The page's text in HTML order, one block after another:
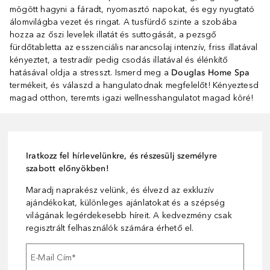
mögött hagyni a fáradt, nyomasztó napokat, és egy nyugtató
álomvilágba vezet és ringat. A tusfürdő szinte a szobába
hozza az őszi levelek illatát és suttogását, a pezsgő
fürdőtabletta az esszenciális narancsolaj intenzív, friss illatával
kényeztet, a testradír pedig csodás illatával és élénkítő
hatásával oldja a stresszt. Ismerd meg a Douglas Home Spa
termékeit, és válaszd a hangulatodnak megfelelőt! Kényeztesd
magad otthon, teremts igazi wellnesshangulatot magad köré!
Iratkozz fel hírlevelünkre, és részesülj személyre
szabott előnyökben!
Maradj naprakész velünk, és élvezd az exkluzív
ajándékokat, különleges ajánlatokat és a szépség
világának legérdekesebb híreit. A kedvezmény csak
regisztrált felhasználók számára érhető el.
E-Mail Cím*